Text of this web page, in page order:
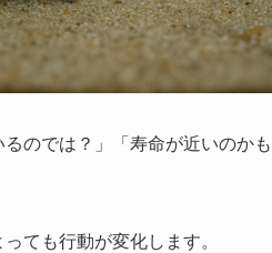
のでは？」「寿命が近いのか
ても行動が変化します。